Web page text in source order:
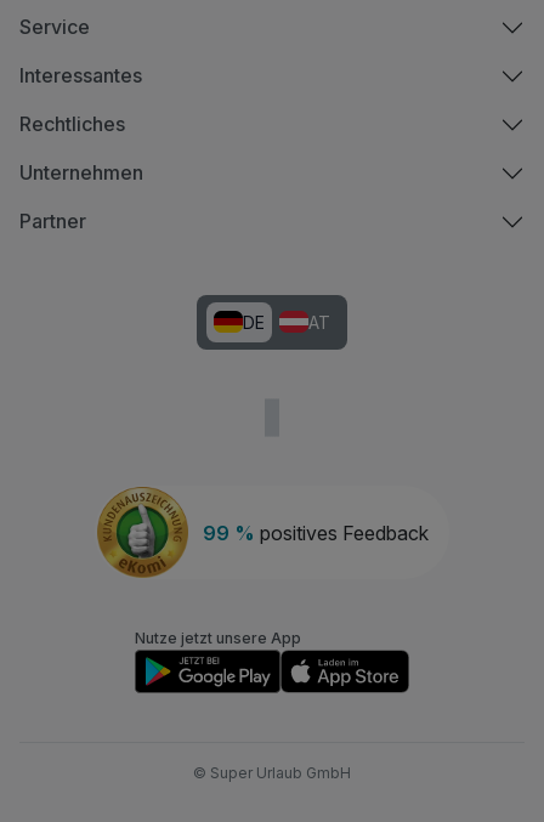
99 % positives Feedback
Service
Interessantes
Rechtliches
Unternehmen
Partner
DE AT
Nutze jetzt unsere App
© Super Urlaub GmbH